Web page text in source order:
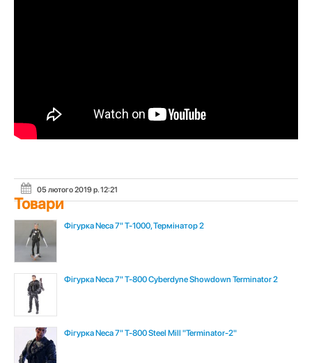
05 лютого 2019 р. 12:21
Товари
Фігурка Neca 7" T-1000, Термінатор 2
Фігурка Neca 7" T-800 Cyberdyne Showdown Terminator 2
Фігурка Neca 7" T-800 Steel Mill "Terminator-2"